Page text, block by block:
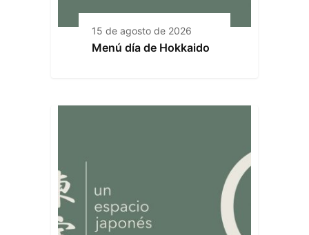
15 de agosto de 2026
Menú día de Hokkaido